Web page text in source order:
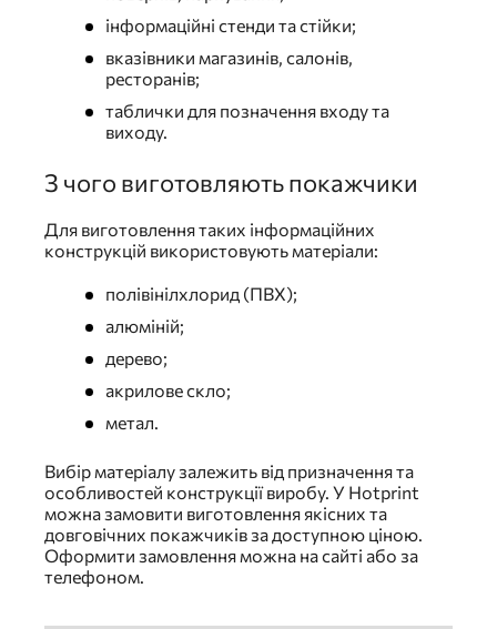
інформаційні стенди та стійки;
вказівники магазинів, салонів,
ресторанів;
таблички для позначення входу та
виходу.
З чого виготовляють покажчики
Для виготовлення таких інформаційних
конструкцій використовують матеріали:
полівінілхлорид (ПВХ);
алюміній;
дерево;
акрилове скло;
метал.
Вибір матеріалу залежить від призначення та
особливостей конструкції виробу. У Hotprint
можна замовити виготовлення якісних та
довговічних покажчиків за доступною ціною.
Оформити замовлення можна на сайті або за
телефоном.